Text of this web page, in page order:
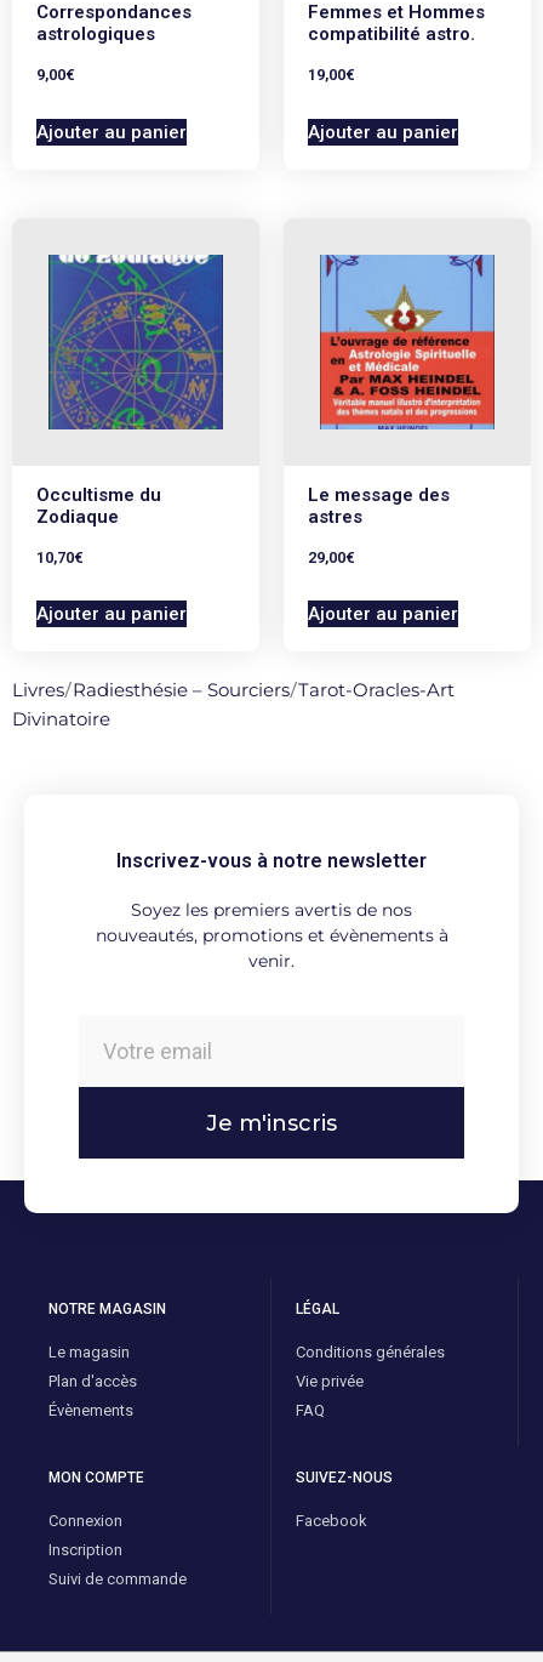
Correspondances
astrologiques
9,00€
Ajouter au panier
Femmes et Hommes
compatibilité astro.
19,00€
Ajouter au panier
Occultisme du
Zodiaque
10,70€
Ajouter au panier
Le message des
astres
29,00€
Ajouter au panier
Livres/Radiesthésie – Sourciers/Tarot-Oracles-Art
Divinatoire
Inscrivez-vous à notre newsletter
Soyez les premiers avertis de nos
nouveautés, promotions et évènements à
venir.
Je m'inscris
NOTRE MAGASIN
Le magasin
Plan d'accès
Évènements
LÉGAL
Conditions générales
Vie privée
FAQ
MON COMPTE
Connexion
Inscription
Suivi de commande
SUIVEZ-NOUS
Facebook